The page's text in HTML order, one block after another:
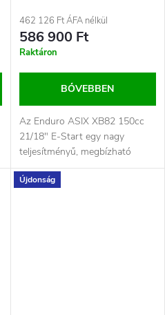
462 126 Ft ÁFA nélkül
586 900 Ft
Raktáron
BŐVEBBEN
Az Enduro ASIX XB82 150cc
21/18" E-Start egy nagy
teljesítményű, megbízható
terepmotor, amelyet azoknak
a...
Újdonság